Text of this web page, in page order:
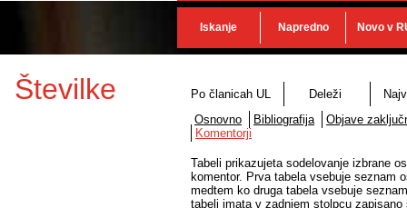
Iskanje Napredno Novo v
Številke Po članicah UL Deleži
Osnovno
Bibliografija
Objave
Komentorji
Tabeli prikazujeta sodelovanje izbrane
komentor. Prva tabela vsebuje seznam
medtem ko druga tabela vsebuje
tabeli imata v zadnjem stolpcu